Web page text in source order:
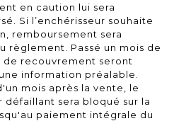
en caution lui sera
Si l’enchérisseur souhaite
remboursement sera
règlement. Passé un mois de
de recouvrement seront
information préalable.
mois après la vente, le
sera bloqué sur la
paiement intégrale du